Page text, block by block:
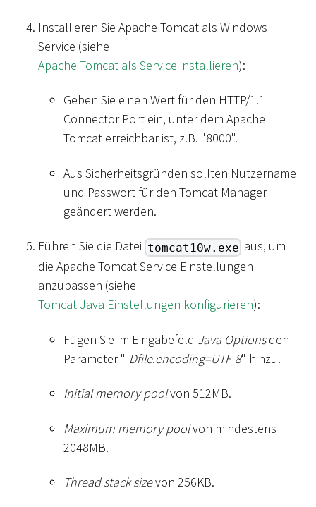
Installieren Sie Apache Tomcat als Windows
Service (siehe
Apache Tomcat als Service installieren):
Geben Sie einen Wert für den HTTP/1.1
Connector Port ein, unter dem Apache
Tomcat erreichbar ist, z.B. "8000".
Aus Sicherheitsgründen sollten Nutzername
und Passwort für den Tomcat Manager
geändert werden.
Führen Sie die Datei tomcat10w.exe aus, um
die Apache Tomcat Service Einstellungen
anzupassen (siehe
Tomcat Java Einstellungen konfigurieren):
Fügen Sie im Eingabefeld Java Optionsden
Parameter "-Dfile.encoding=UTF-8" hinzu.
Initial memory poolvon 512MB.
Maximum memory poolvon mindestens
2048MB.
Thread stack sizevon 256KB.